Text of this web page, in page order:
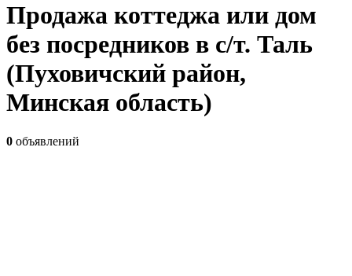
Продажа коттеджа или дом
без посредников в с/т. Таль
(Пуховичский район,
Минская область)
0 объявлений